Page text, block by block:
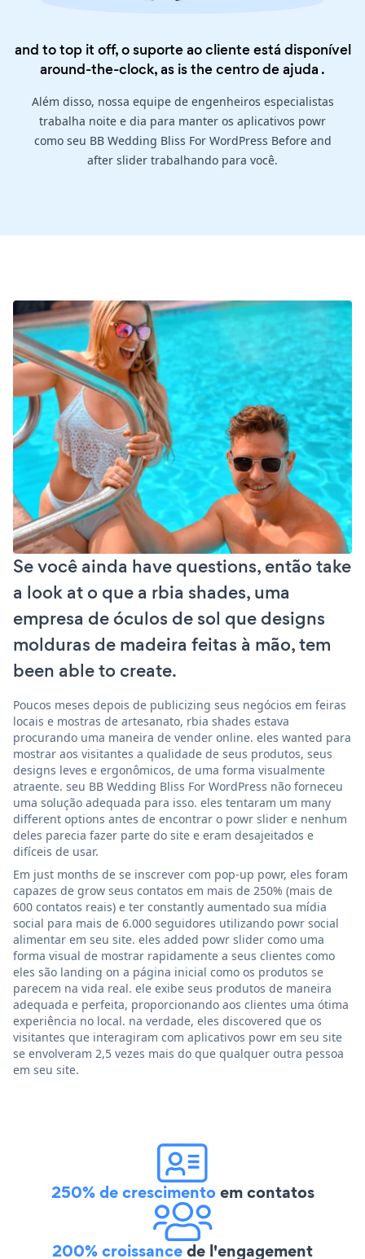
and to top it off, o suporte ao cliente está disponível
around-the-clock, as is thecentro de ajuda .
Além disso, nossa equipe de engenheiros especialistas
trabalha noite e dia para manter os aplicativos powr
como seu BB Wedding Bliss For WordPress Before and
after slider trabalhando para você.
Se você ainda have questions, então take
a look at o que a rbia shades, uma
empresa de óculos de sol que designs
molduras de madeira feitas à mão, tem
been able to create.
Poucos meses depois de publicizing seus negócios em feiras
locais e mostras de artesanato, rbia shades estava
procurando uma maneira de vender online. eles wanted para
mostrar aos visitantes a qualidade de seus produtos, seus
designs leves e ergonômicos, de uma forma visualmente
atraente. seu BB Wedding Bliss For WordPress não forneceu
uma solução adequada para isso. eles tentaram um many
different options antes de encontrar o powr slider e nenhum
deles parecia fazer parte do site e eram desajeitados e
difíceis de usar.
Em just months de se inscrever com pop-up powr, eles foram
capazes de grow seus contatos em mais de 250% (mais de
600 contatos reais) e ter constantly aumentado sua mídia
social para mais de 6.000 seguidores utilizando powr social
alimentar em seu site. eles added powr slider como uma
forma visual de mostrar rapidamente a seus clientes como
eles são landing on a página inicial como os produtos se
parecem na vida real. ele exibe seus produtos de maneira
adequada e perfeita, proporcionando aos clientes uma ótima
experiência no local. na verdade, eles discovered que os
visitantes que interagiram com aplicativos powr em seu site
se envolveram 2,5 vezes mais do que qualquer outra pessoa
em seu site.
250% de crescimentoem contatos
200% croissancede l'engagement